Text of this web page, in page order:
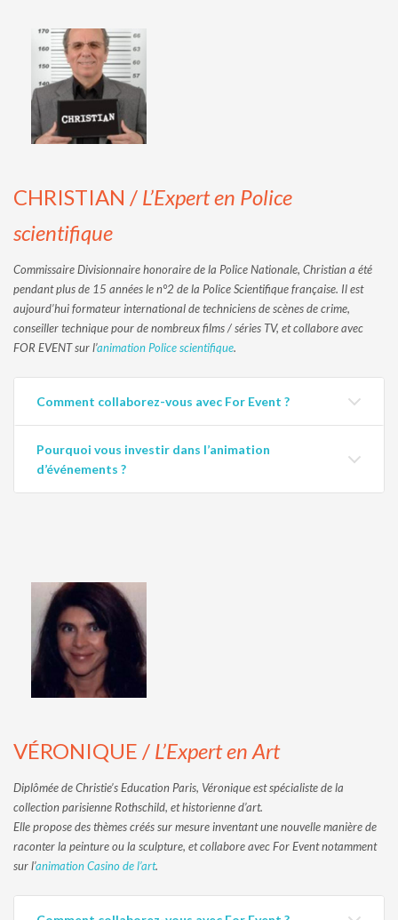
CHRISTIAN / L’Expert en Police
scientifique
Commissaire Divisionnaire honoraire de la Police Nationale, Christian a été
pendant plus de 15 années le n°2 de la Police Scientifique française. Il est
aujourd’hui formateur international de techniciens de scènes de crime,
conseiller technique pour de nombreux films / séries TV, et collabore avec
FOR EVENT sur l’animation Police scientifique.
Comment collaborez-vous avec For Event ?
Pourquoi vous investir dans l’animation
d’événements ?
VÉRONIQUE / L’Expert en Art
Diplômée de Christie’s Education Paris, Véronique est spécialiste de la
collection parisienne Rothschild, et historienne d’art.
Elle propose des thèmes créés sur mesure inventant une nouvelle manière de
raconter la peinture ou la sculpture, et collabore avec For Event notamment
sur l’animation Casino de l’art.